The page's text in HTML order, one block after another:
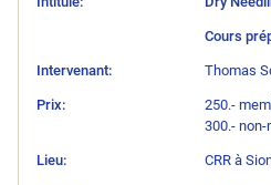
Cours
Thomas
250.-
300.-
CRR à